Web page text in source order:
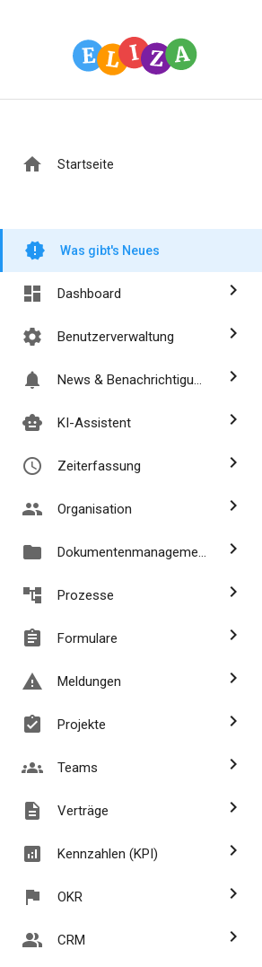
home Startseite
new_releases Was gibt's Neues
dashboard Dashboard chevron_right
settings Benutzerverwaltung chevron_right
notifications News & Benachrichtigungen chevron_right
smart_toy KI-Assistent chevron_right
access_time Zeiterfassung chevron_right
people Organisation chevron_right
folder Dokumentenmanagement chevron_right
account_tree Prozesse chevron_right
assignment Formulare chevron_right
report_problem Meldungen chevron_right
assignment_turned_in Projekte chevron_right
groups Teams chevron_right
description Verträge chevron_right
analytics Kennzahlen (KPI) chevron_right
flag OKR chevron_right
people_alt CRM chevron_right